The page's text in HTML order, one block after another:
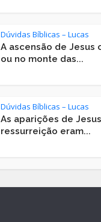
Dúvidas Bíblicas – Lucas
A ascensão de Jesus
ou no monte das...
Dúvidas Bíblicas – Lucas
As aparições de
ressurreição eram...